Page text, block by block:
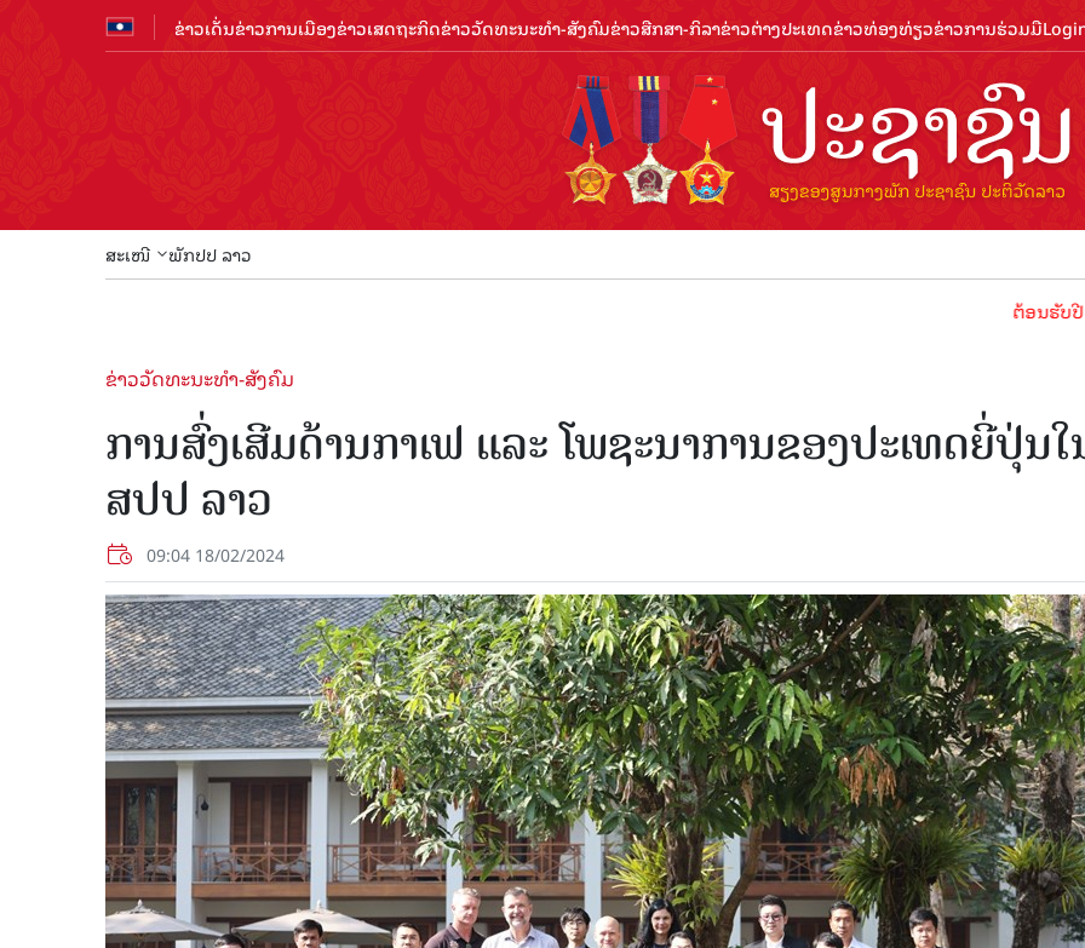
ຂ່າວເດັ່ນຂ່າວການເມືອງຂ່າວເສດຖະກິດຂ່າວວັດທະນະທຳ-ສັງຄົມຂ່າວສືກສາ-ກິລາຂ່າວຕ່າງປະເທດຂ່າວທ່ອງທ່ຽວຂ່າວການຮ່ວມມື
ສະເໜີ ພັກປປ ລາວ
ຕ້ອນຮັບປີທ່ອງທ່
ຂ່າວວັດທະນະທຳ-ສັງຄົມ
ການສົ່ງເສີມດ້ານກາເຟ ແລະ ໂພຊະນາການຂອງປະເທດຍີ່ປຸ່ນ
ສປປ ລາວ
09:04 18/02/2024